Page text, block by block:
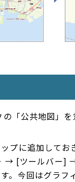
「公共地図」
プに追加してお
→ [ツールバー] →
。今回はグラフ